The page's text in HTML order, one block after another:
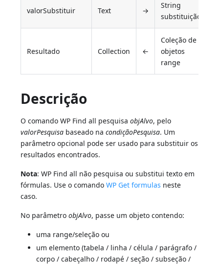
valorSubstituir Text →
String
substituição
Resultado Collection ←
Coleção de
objetos
range
Descrição
O comando WP Find all pesquisaobjAlvo, pelo
valorPesquisa baseado nacondiçãoPesquisa. Um
parâmetro opcional pode ser usado para substituir os
resultados encontrados.
Nota: WP Find all não pesquisa ou substitui texto em
fórmulas. Use o comandoWP Get formulas neste
caso.
No parâmetroobjAlvo, passe um objeto contendo:
uma range/seleção ou
um elemento (tabela / linha / célula / parágrafo /
corpo / cabeçalho / rodapé / seção / subseção /